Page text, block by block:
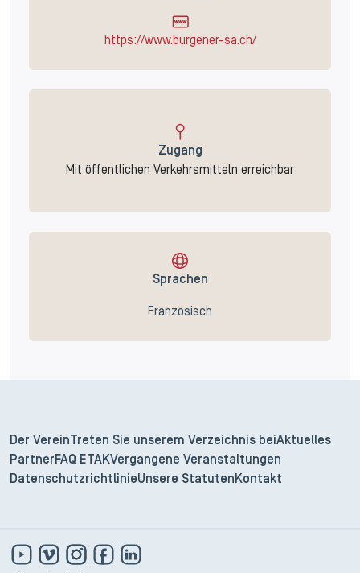
https://www.burgener-sa.ch/
Zugang
Mit öffentlichen Verkehrsmitteln erreichbar
Sprachen
Französisch
Der Verein Treten Sie unserem Verzeichnis bei Aktuelles
Partner FAQ ETAKVergangene Veranstaltungen
DatenschutzrichtlinieUnsere Statuten Kontakt